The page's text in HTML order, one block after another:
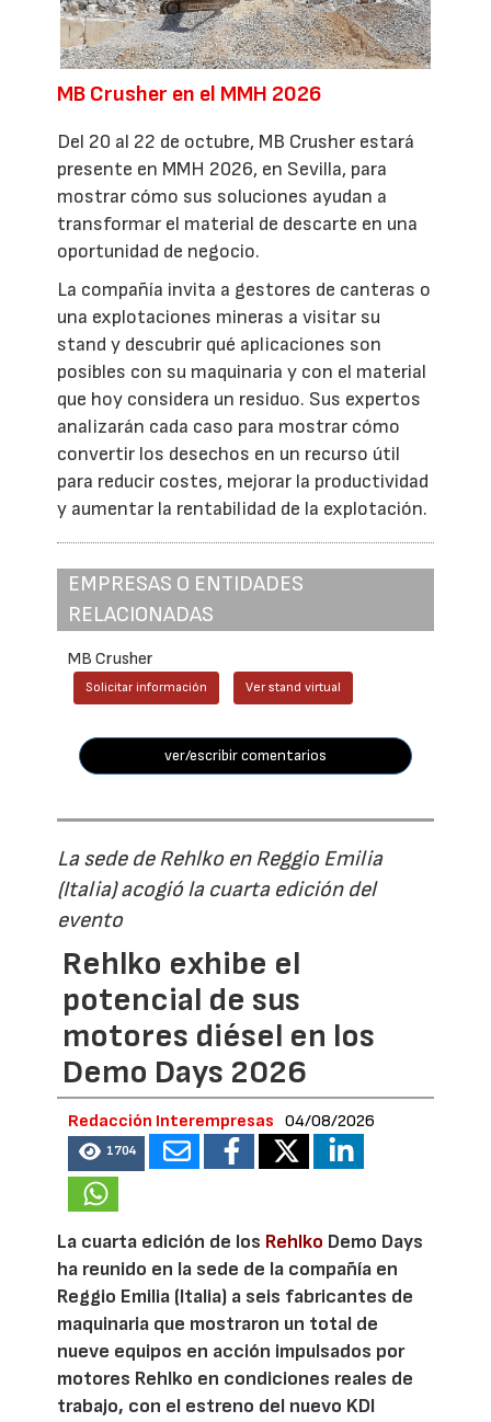
MB Crusher en el MMH 2026
Del 20 al 22 de octubre, MB Crusher estará
presente en MMH 2026, en Sevilla, para
mostrar cómo sus soluciones ayudan a
transformar el material de descarte en una
oportunidad de negocio.
La compañía invita a gestores de canteras o
una explotaciones mineras a visitar su
stand y descubrir qué aplicaciones son
posibles con su maquinaria y con el material
que hoy considera un residuo. Sus expertos
analizarán cada caso para mostrar cómo
convertir los desechos en un recurso útil
para reducir costes, mejorar la productividad
y aumentar la rentabilidad de la explotación.
EMPRESAS O ENTIDADES
RELACIONADAS
MB Crusher
Solicitar información Ver stand virtual
ver/escribir comentarios
La sede de Rehlko en Reggio Emilia
(Italia) acogió la cuarta edición del
evento
Rehlko exhibe el
potencial de sus
motores diésel en los
Demo Days 2026
Redacción Interempresas 04/08/2026
1704
La cuarta edición de los Rehlko Demo Days
ha reunido en la sede de la compañía en
Reggio Emilia (Italia) a seis fabricantes de
maquinaria que mostraron un total de
nueve equipos en acción impulsados por
motores Rehlko en condiciones reales de
trabajo, con el estreno del nuevo KDI